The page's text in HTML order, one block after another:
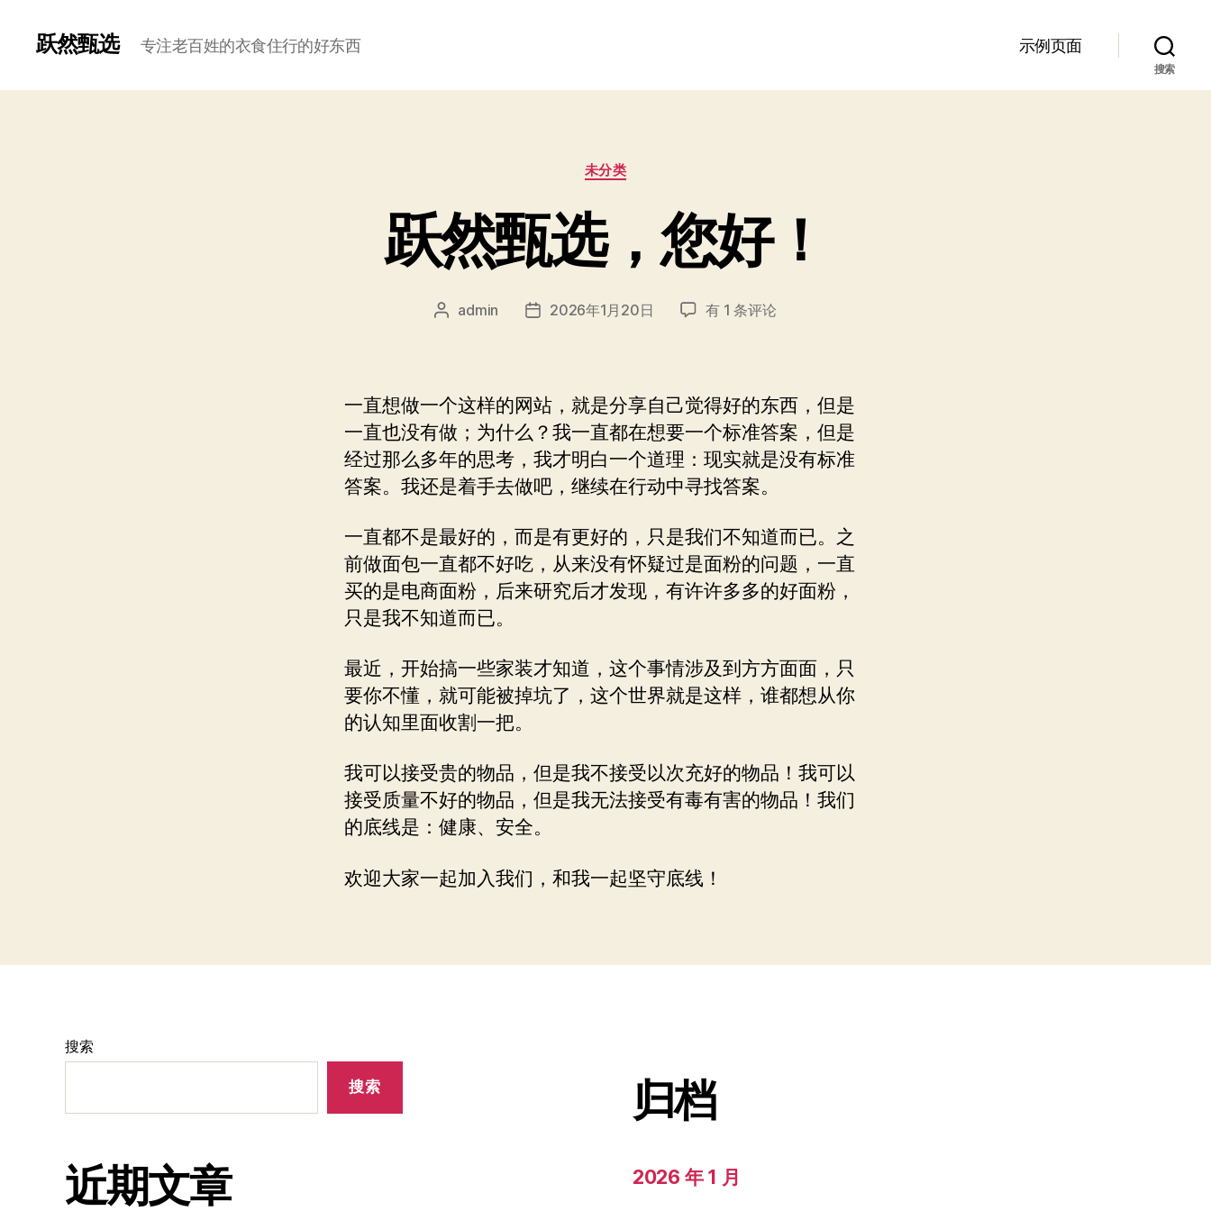
跃然甄选 专注老百姓的衣食住行的好东西 示例页面
搜索
分
类
未分类
跃然甄选，您好！
文 admin
发 2026年1月20日
跃
您
好！
有 1 条评论
一直想做一个这样的网站，就是分享自己觉得好的东西，但是
一直也没有做；为什么？我一直都在想要一个标准答案，但是
经过那么多年的思考，我才明白一个道理：现实就是没有标准
答案。我还是着手去做吧，继续在行动中寻找答案。
一直都不是最好的，而是有更好的，只是我们不知道而已。之
前做面包一直都不好吃，从来没有怀疑过是面粉的问题，一直
买的是电商面粉，后来研究后才发现，有许许多多的好面粉，
只是我不知道而已。
最近，开始搞一些家装才知道，这个事情涉及到方方面面，只
要你不懂，就可能被掉坑了，这个世界就是这样，谁都想从你
的认知里面收割一把。
我可以接受贵的物品，但是我不接受以次充好的物品！我可以
接受质量不好的物品，但是我无法接受有毒有害的物品！我们
的底线是：健康、安全。
欢迎大家一起加入我们，和我一起坚守底线！
搜索
搜索
近期文章
归档
2026 年 1 月